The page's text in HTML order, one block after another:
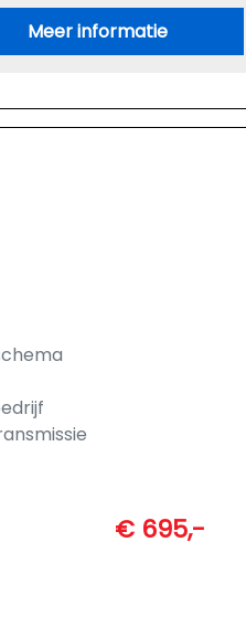
Meer informatie
€ 695,-